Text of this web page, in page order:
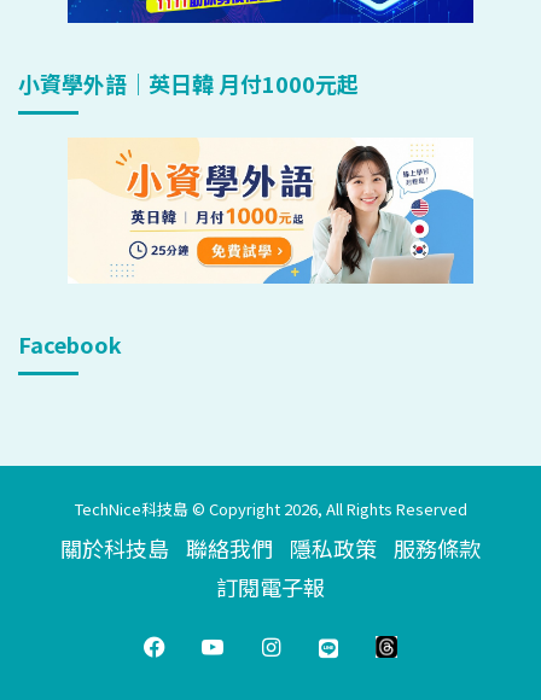
小資學外語｜英日韓 月付1000元起
Facebook
TechNice科技島 © Copyright 2026, All Rights Reserved
關於科技島 聯絡我們 隱私政策 服務條款
訂閱電子報